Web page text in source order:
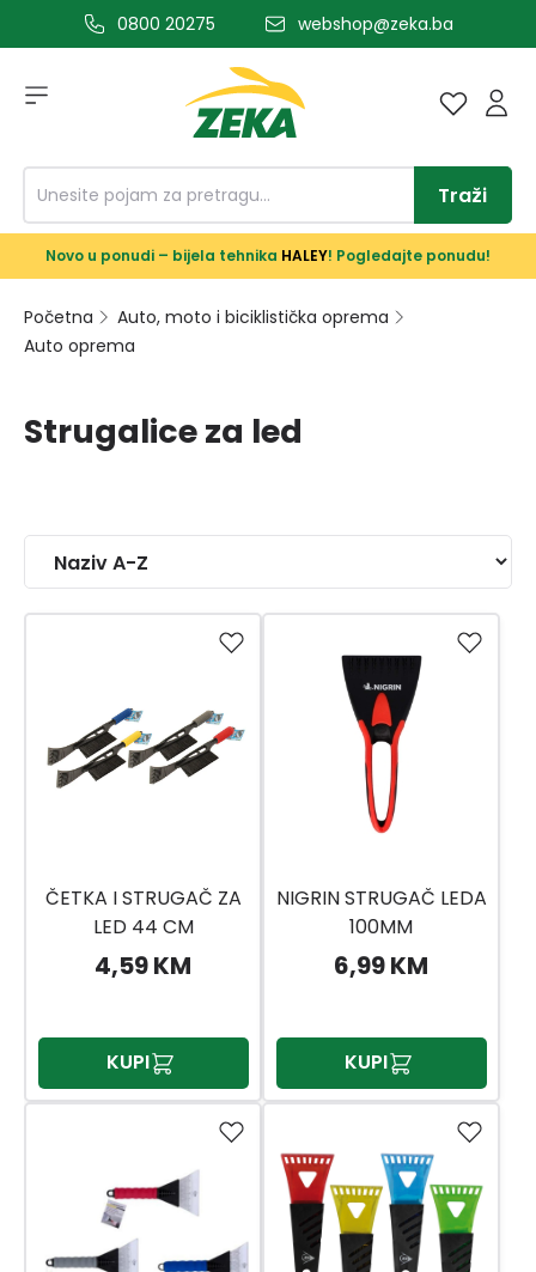
glavni sadržaj0800 20275 webshop@zeka.ba
Traži
Novo u ponudi – bijela tehnika HALEY! Pogledajte ponudu!
Početna
Auto, moto i biciklistička oprema
Auto oprema
Strugalice za led
ČETKA I STRUGAČ ZA
LED 44 CM
4,59 KM
KUPI
NIGRIN STRUGAČ LEDA
100MM
6,99 KM
KUPI